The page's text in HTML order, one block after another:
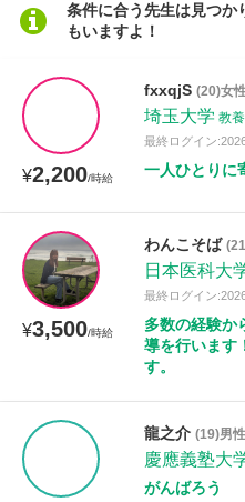
条件に合う先生は見つか
もいますよ！
¥2,200/時給
fxxqjS (20)女
埼玉大学 教
最終ログイン
一人ひとりに
¥3,500/時給
わんこそば
日本医科大
最終ログイン
多数の経験か
導を行います
す。
龍之介 (19)男性
慶應義塾大
がんばろう
年齢：18-101歳